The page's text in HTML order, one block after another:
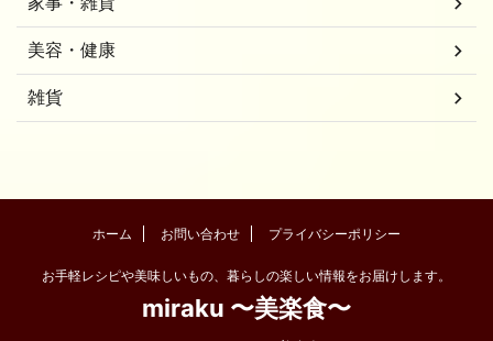
美容・健康
雑貨
ホーム お問い合わせ プライバシーポリシー
お手軽レシピや美味しいもの、暮らしの楽しい情報をお届けします。
miraku 〜美楽食〜